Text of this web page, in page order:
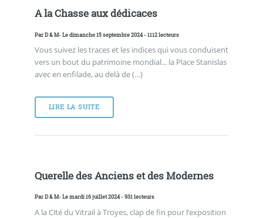
A la Chasse aux dédicaces
ParD & M- Le dimanche 15 septembre 2024 - 1112 lecteurs
Vous suivez les traces et les indices qui vous conduisent
vers un bout du patrimoine mondial... la Place Stanislas
avec en enfilade, au delà de (…)
LIRE LA SUITE
Querelle des Anciens et des Modernes
ParD & M- Le mardi 16 juillet 2024 - 931 lecteurs
A la Cité du Vitrail à Troyes, clap de fin pour l’exposition